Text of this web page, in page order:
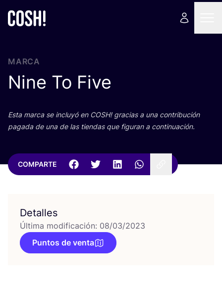
MARCA
Nine To Five
Esta mar­ca se inclu­yó en COSH! gra­cias a una con­tri­bu­ción
paga­da de una de las tien­das que figu­ran a continuación.
COMPARTE
Detalles
Última modificación: 08/03/2023
Puntos de venta